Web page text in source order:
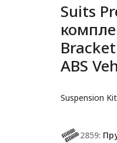
Suits
ABS
Suspension
2859: